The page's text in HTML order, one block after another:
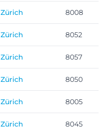
Zürich 8008
Zürich 8052
Zürich 8057
Zürich 8050
Zürich 8005
Zürich 8045